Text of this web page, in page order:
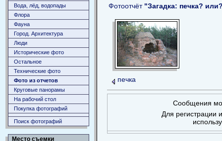
Вода, лёд, водопады
Флора
Фауна
Город. Архитектура
Люди
Исторические фото
Остальное
Технические фото
Фото из отчетов
Круговые панорамы
На рабочий стол
Покупка фотографий
Поиск фотографий
Место съемки
Фотоотчёт "Загадка: печка?
печка
Сообщения
Для регистрации